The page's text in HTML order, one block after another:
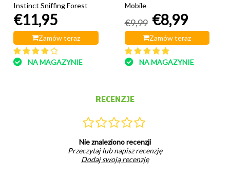
Instinct Sniffing Forest
€11,95
Zamów teraz
NA MAGAZYNIE
Mobile
€9,99 €8,99
Zamów teraz
NA MAGAZYNIE
RECENZJE
Nie znaleziono recenzji
Przeczytaj lub napisz recenzję
Dodaj swoją recenzję